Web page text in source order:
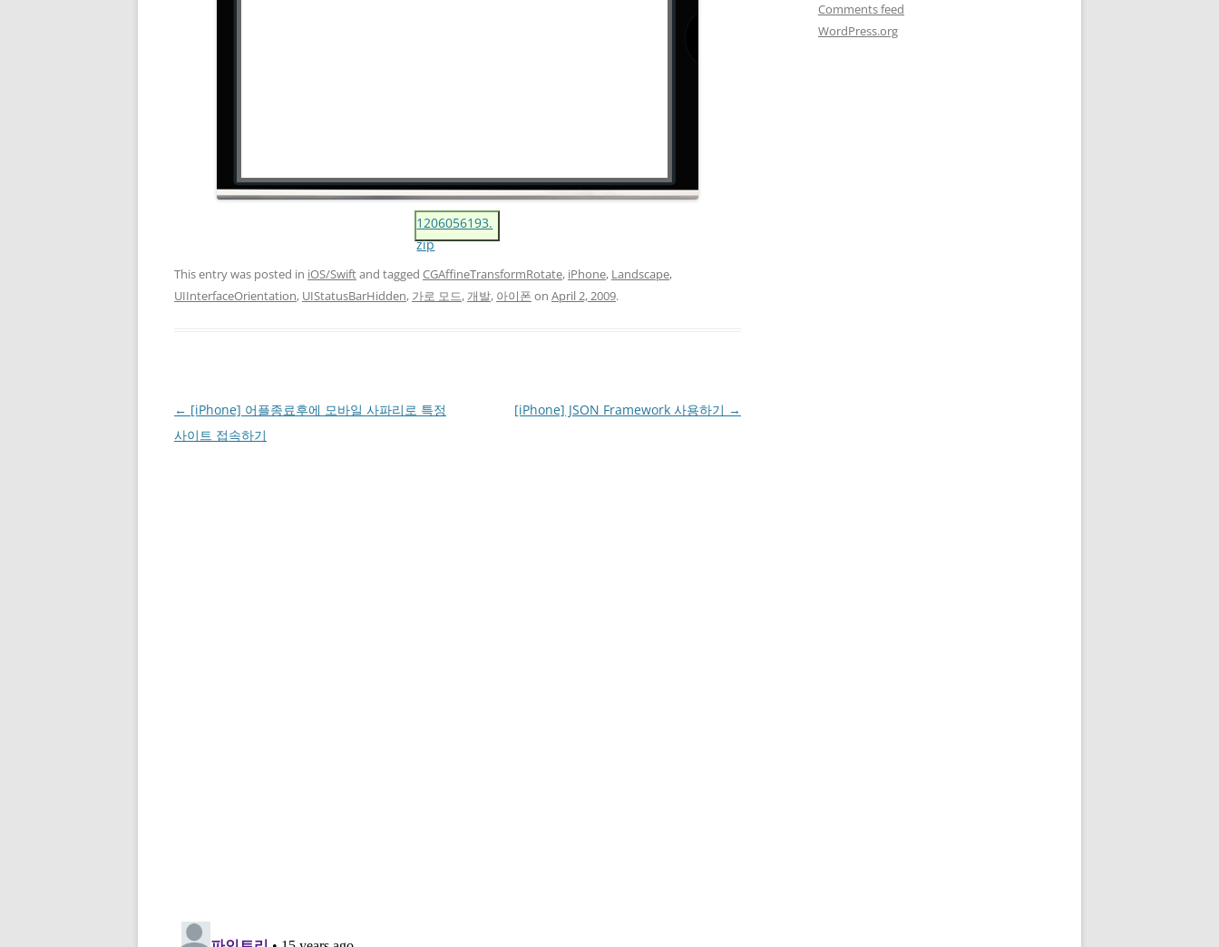
1206056193.
zip
This entry was posted in iOS/Swiftand tagged CGAffineTransformRotate, iPhone, Landscape,
UIInterfaceOrientation, UIStatusBarHidden, 가로 모드,개발, 아이폰 on April 2, 2009.
Post
navigation
← [iPhone] 어플종료후에 모바일 사파리로 특정
사이트 접속하기
[iPhone] JSON Framework 사용하기 →
Comments feed
WordPress.org